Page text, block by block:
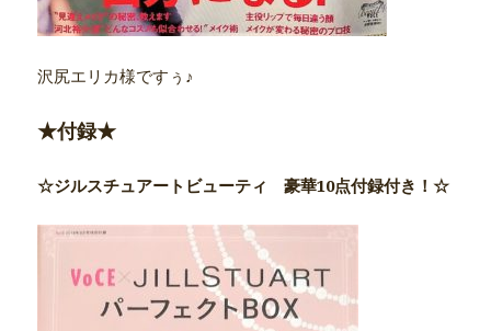
沢尻エリカ様ですぅ♪
★付録★
☆ジルスチュアートビューティ 豪華10点付録付き！☆